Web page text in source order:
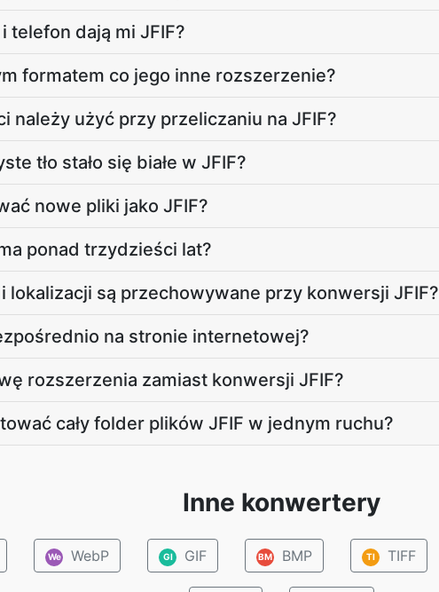
telefon dają mi JFIF?
formatem co jego inne rozszerzenie?
należy użyć przy przeliczaniu na JFIF?
tło stało się białe w JFIF?
nowe pliki jako JFIF?
ponad trzydzieści lat?
lokalizacji są przechowywane przy konwersji JFIF?
na stronie internetowej?
rozszerzenia zamiast konwersji JFIF?
cały folder plików JFIF w jednym ruchu?
Inne konwertery
We WebP GI GIF BM BMP TI TIFF